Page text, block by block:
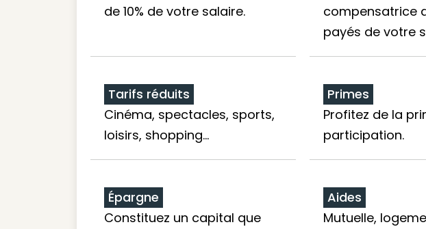
de 10% de votre salaire.
compensatrice
payés de votre
Tarifs réduits
Cinéma, spectacles, sports,
loisirs, shopping...
Primes
Profitez de la
participation.
Épargne
Constituez un capital que
Aides
Mutuelle,